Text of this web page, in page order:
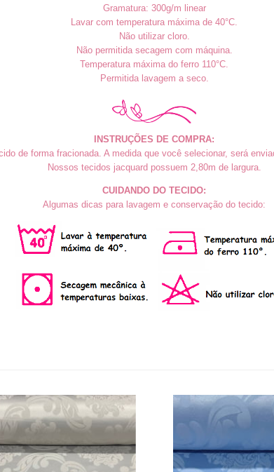
Gramatura: 300g/m linear
Lavar com temperatura máxima de 40°C.
Não utilizar cloro.
Não permitida secagem com máquina.
Temperatura máxima do ferro 110°C.
Permitida lavagem a seco.
INSTRUÇÕES DE COMPRA:
de forma fracionada. A medida que você selecionar, será
Nossos tecidos jacquard possuem 2,80m de largura.
CUIDANDO DO TECIDO:
Algumas dicas para lavagem e conservação do tecido: